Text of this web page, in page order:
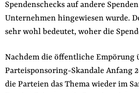
Spendenschecks auf andere
Unternehmen hingewiesen wurde.
sehr wohl bedeutet, woher die
Nachdem die öffentliche Empörung
Parteisponsoring-Skandale Anfang
die Parteien das Thema wieder im